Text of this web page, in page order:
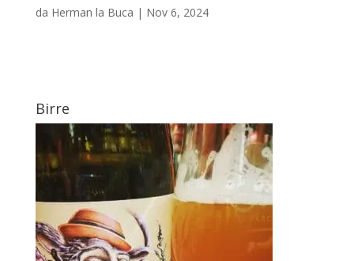
da Herman la Buca | Nov 6, 2024
Birre